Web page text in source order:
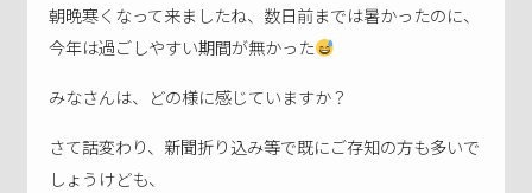
朝晩寒くなって来ましたね、数日前までは暑かったのに、
今年は過ごしやすい期間が無かった
みなさんは、どの様に感じていますか？
さて話変わり、新聞折り込み等で既にご存知の方も多いで
しょうけども、